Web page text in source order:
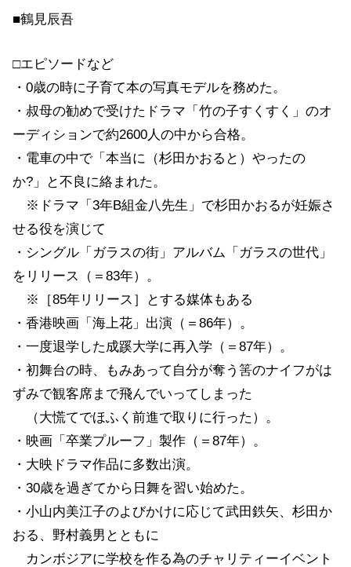
■鶴見辰吾
□エピソードなど
・0歳の時に子育て本の写真モデルを務めた。
・叔母の勧めで受けたドラマ「竹の子すくすく」のオ
ーディションで約2600人の中から合格。
・電車の中で「本当に（杉田かおると）やったの
か?」と不良に絡まれた。
※ドラマ「3年B組金八先生」で杉田かおるが妊娠さ
せる役を演じて
・シングル「ガラスの街」アルバム「ガラスの世代」
をリリース（＝83年）。
※［85年リリース］とする媒体もある
・香港映画「海上花」出演（＝86年）。
・一度退学した成蹊大学に再入学（＝87年）。
・初舞台の時、もみあって自分が奪う筈のナイフがは
ずみで観客席まで飛んでいってしまった
（大慌てでほふく前進で取りに行った）。
・映画「卒業プルーフ」製作（＝87年）。
・大映ドラマ作品に多数出演。
・30歳を過ぎてから日舞を習い始めた。
・小山内美江子のよびかけに応じて武田鉄矢、杉田か
おる、野村義男とともに
カンボジアに学校を作る為のチャリティーイベント